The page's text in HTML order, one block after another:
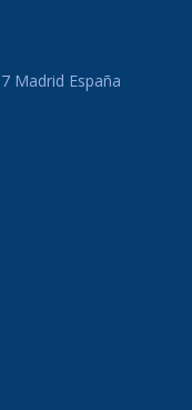
Madrid España